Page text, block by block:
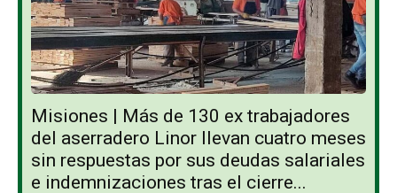
Misiones | Más de 130 ex trabajadores
del aserradero Linor llevan cuatro meses
sin respuestas por sus deudas salariales
e indemnizaciones tras el cierre...